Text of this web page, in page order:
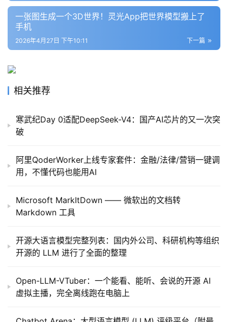
好
文
程
型
框
告
一张图生成一个3D世界！灵光App把世界模型搬上了
手机
下一篇
2026年4月27日 下午10:11
相关推荐
寒武纪Day 0适配DeepSeek-V4：国产AI芯片的又一次突
破
阿里QoderWorker上线专家套件：金融/法律/营销一键调
用，不懂代码也能用AI
Microsoft MarkItDown —— 微软出的文档转
Markdown 工具
开源大语言模型完整列表：国内外公司、科研机构等组织
开源的 LLM 进行了全面的整理
Open-LLM-VTuber：一个能看、能听、会说的开源 AI
虚拟主播，完全离线跑在电脑上